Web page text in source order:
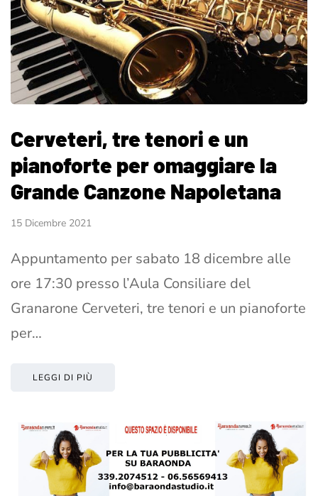
Cerveteri, tre tenori e un
pianoforte per omaggiare la
Grande Canzone Napoletana
15 Dicembre 2021
Appuntamento per sabato 18 dicembre alle
ore 17:30 presso l’Aula Consiliare del
Granarone Cerveteri, tre tenori e un pianoforte
per…
LEGGI DI PIÙ